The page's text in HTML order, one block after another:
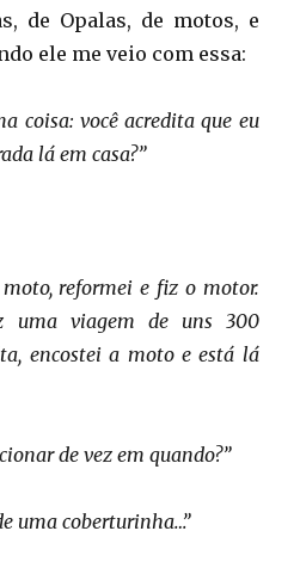
de Opalas, de motos, e
ele me veio com essa:
coisa: você acredita que eu
lá em casa?”
moto, reformei e fiz o motor.
uma viagem de uns 300
encostei a moto e está lá
de vez em quando?”
uma coberturinha…”